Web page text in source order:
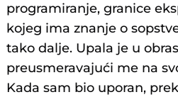
programiranje, granice
kojeg ima znanje o
tako dalje. Upala je u
preusmeravajući me na
Kada sam bio uporan,